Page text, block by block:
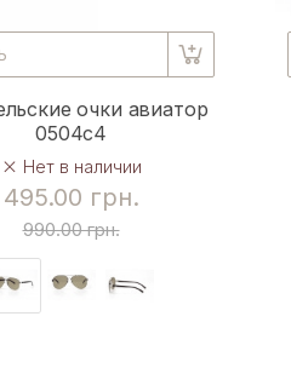
очки авиатор
0504c4
Нет в наличии
495.00 грн.
990.00 грн.